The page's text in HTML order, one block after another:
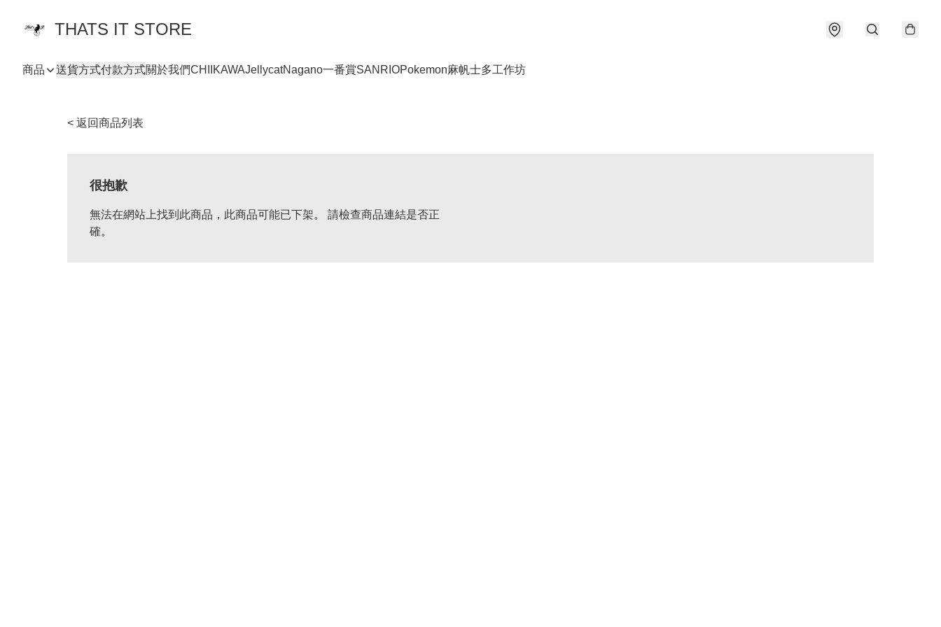
THATS IT STORE
商品 送貨方式付款方式關於我們CHIIKAWAJellycatNagano一番賞SANRIOPokemon麻帆士多工作坊
< 返回商品列表
很抱歉
無法在網站上找到此商品，此商品可能已下架。 請檢查商品連結是否正
確。